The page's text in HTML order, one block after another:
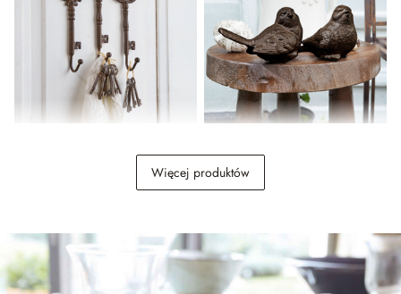
szt. Birdy
69,00 zł
Więcej produktów